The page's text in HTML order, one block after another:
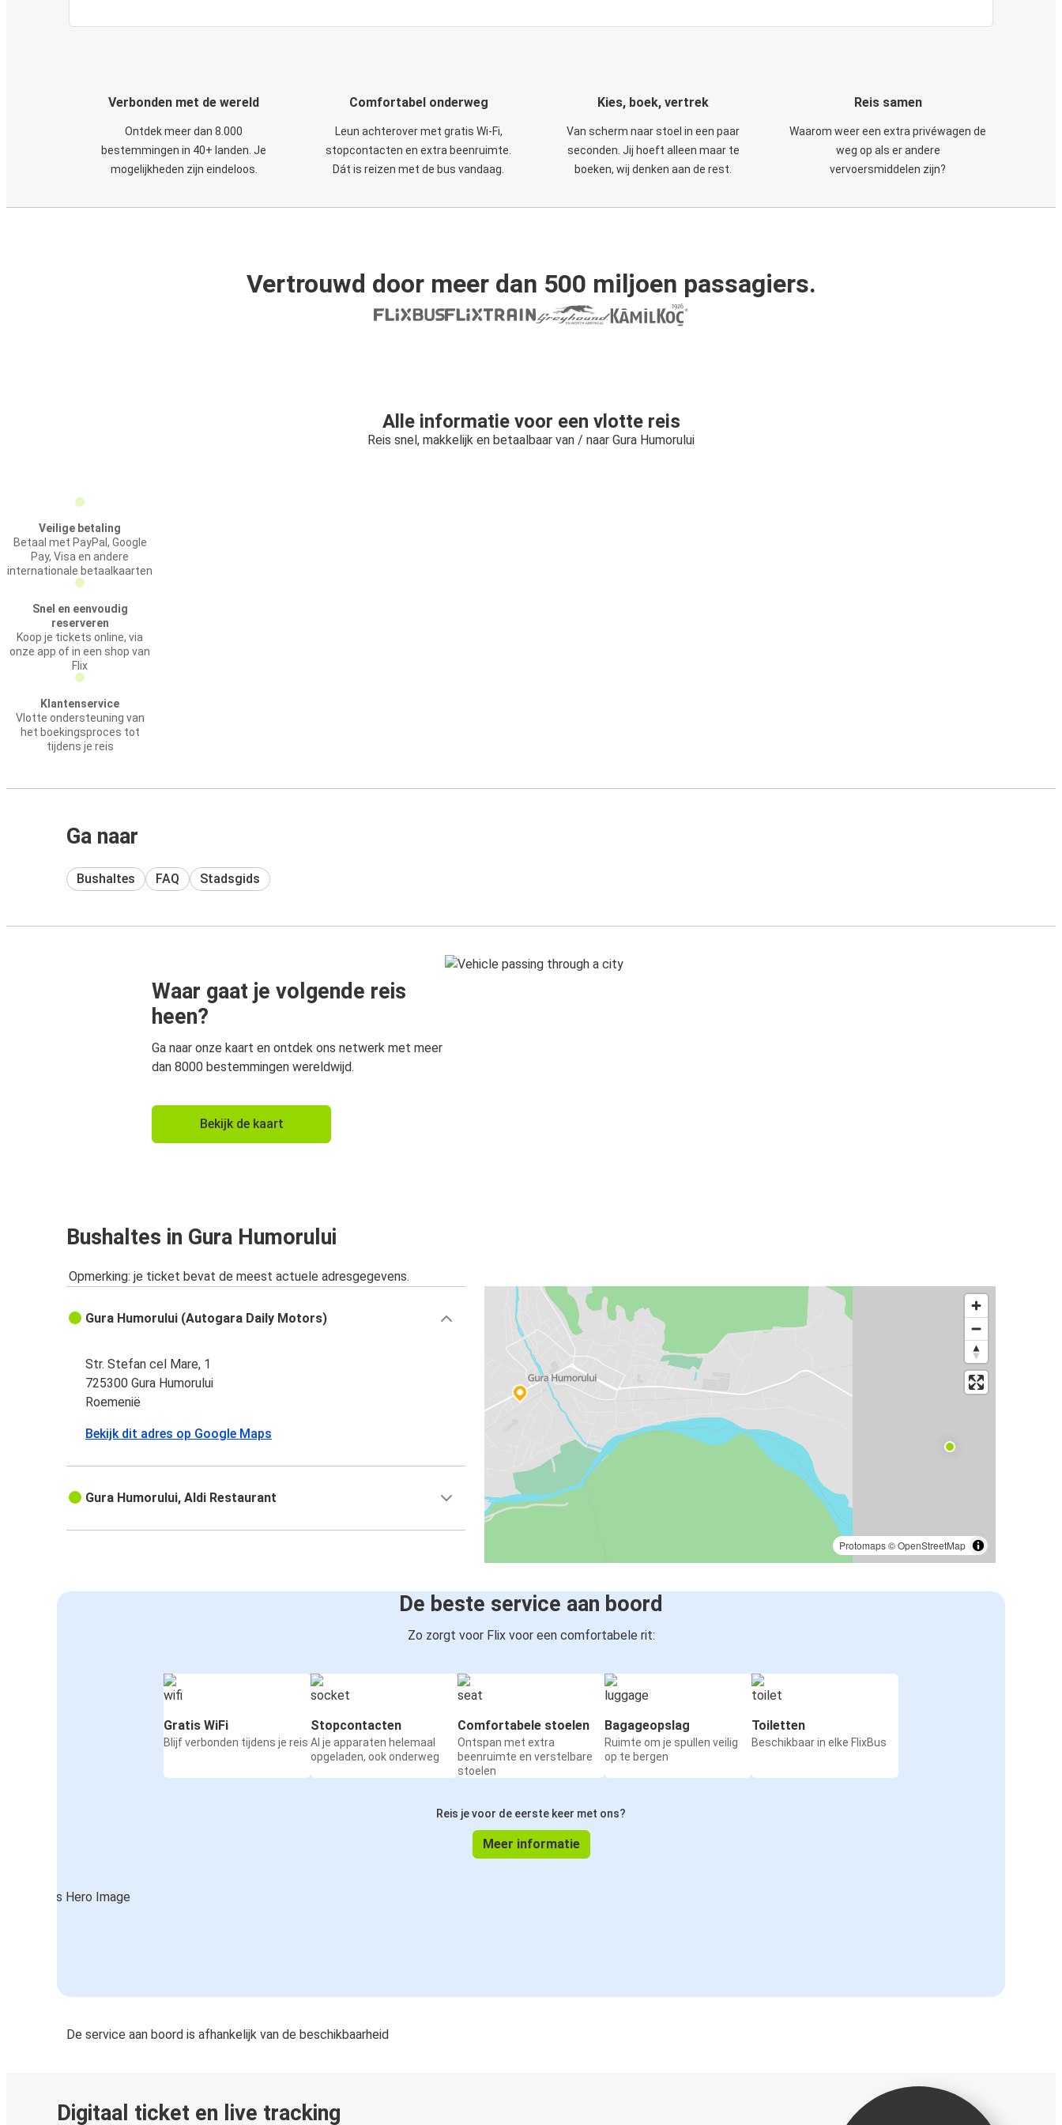
Verbonden met de wereld
Ontdek meer dan 8.000
bestemmingen in 40+ landen. Je
mogelijkheden zijn eindeloos.
Comfortabel onderweg
Leun achterover met gratis Wi-Fi,
stopcontacten en extra beenruimte.
Dát is reizen met de bus vandaag.
Kies, boek, vertrek
Van scherm naar stoel in een paar
seconden. Jij hoeft alleen maar te
boeken, wij denken aan de rest.
Reis samen
Waarom weer een extra privéwagen de
weg op als er andere
vervoersmiddelen zijn?
Vertrouwd door meer dan 500 miljoen passagiers.
Alle informatie voor een vlotte reis
Reis snel, makkelijk en betaalbaar van / naar Gura Humorului
Veilige betaling
Betaal met PayPal, Google
Pay, Visa en andere
internationale betaalkaarten
Snel en eenvoudig
reserveren
Koop je tickets online, via
onze app of in een shop van
Flix
Klantenservice
Vlotte ondersteuning van
het boekingsproces tot
tijdens je reis
Ga naar
Bushaltes FAQ Stadsgids
Waar gaat je volgende reis
heen?
Ga naar onze kaart en ontdek ons netwerk met meer
dan 8000 bestemmingen wereldwijd.
Bekijk de kaart
Bushaltes in Gura Humorului
Opmerking: je ticket bevat de meest actuele adresgegevens.
Protomaps©OpenStreetMap
Gura Humorului (Autogara Daily Motors)
Str. Stefan cel Mare, 1
725300 Gura Humorului
Roemenië
Bekijk dit adres op Google Maps
Gura Humorului, Aldi Restaurant
De beste service aan boord
Zo zorgt voor Flix voor een comfortabele rit:
Gratis WiFi
Blijf verbonden tijdens je reis
Stopcontacten
Al je apparaten helemaal
opgeladen, ook onderweg
Comfortabele stoelen
Ontspan met extra
beenruimte en verstelbare
stoelen
Bagageopslag
Ruimte om je spullen veilig
op te bergen
Toiletten
Beschikbaar in elke FlixBus
Reis je voor de eerste keer met ons?
Meer informatie
De service aan boord is afhankelijk van de beschikbaarheid
Digitaal ticket en live tracking